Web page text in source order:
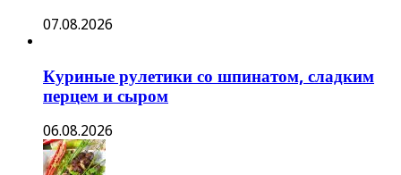
07.08.2026
Куриные рулетики со шпинатом, сладким
перцем и сыром
06.08.2026